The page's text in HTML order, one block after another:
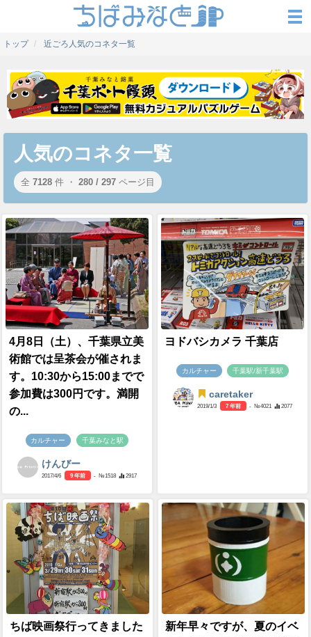
トップ 近ごろ人気のコネタ一覧
人気のコネタ一覧
全 7128 件 ・ 280 / 297 ページ目
4月8日（土）、千葉県立美
術館では呈茶会が催されま
す。10:30から15:00までで
参加費は300円です。満開
の...
カルチャー 千葉みなと駅
けんびー
2017/4/6 9 年前 - №1518 2917
ヨドバシカメラ 千葉店
カルチャー 千葉駅/新千葉駅
caretaker
2019/1/3 7 年前 - №4021 2077
ちば映画祭行ってきました
新年早々ですが、夏のイベ